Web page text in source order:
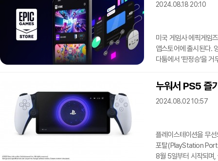
소프트웨어를 활용해
2024.08.18 20:10
미국 게임사 에픽게임
앱스토어에 출시된다.
다툼에서 '판정승'을 거
출시됐다"며 "이를 통
게임들을 모바일로 즐
측은 올 3월 유럽연합
누워서 PS5 즐
2024.08.02 10:57
플레이스테이션을 무
포탈(PlayStation
8월 5일부터 시작되며